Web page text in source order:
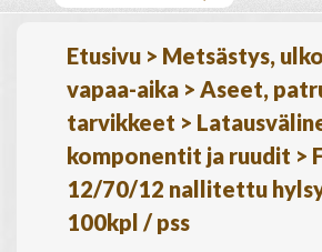
Etusivu > Metsästys,
vapaa-aika > Aseet,
tarvikkeet >
komponentit ja ruudit >
12/70/12 nallitettu
100kpl / pss